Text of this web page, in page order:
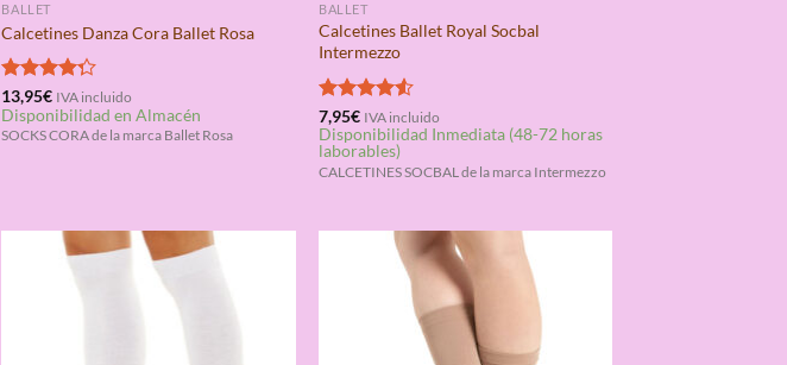
BALLET
Calcetines Danza Cora Ballet Rosa
Valorado
con4.25
de 5
13,95€ IVA incluido
Disponibilidad en Almacén
SOCKS CORA de la marca Ballet Rosa
BALLET
Calcetines Ballet Royal Socbal
Intermezzo
Valorado
con4.50
de 5
7,95€ IVA incluido
Disponibilidad Inmediata (48-72 horas
laborables)
CALCETINES SOCBAL de la marca Intermezzo